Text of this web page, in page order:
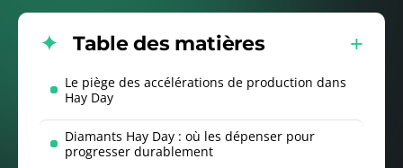
Table des matières
Le piège des accélérations de production dans
Hay Day
Diamants Hay Day : où les dépenser pour
progresser durablement